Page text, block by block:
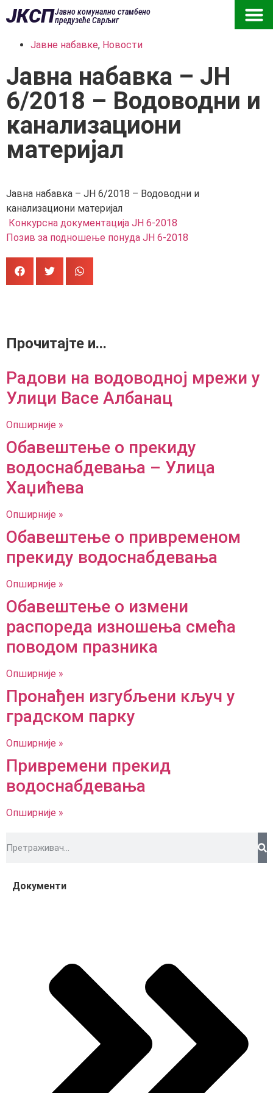
ЈКСПЈавно комунално стамбено
предузеће Сврљиг
Јавне набавке, Новости
Јавна набавка – ЈН
6/2018 – Водоводни и
канализациони
материјал
Јавна набавка – ЈН 6/2018 – Водоводни и
канализациони материјал
Конкурсна документација ЈН 6-2018
Позив за подношење понуда ЈН 6-2018
Прочитајте и...
Радови на водоводној мрежи у
Улици Васе Албанац
Опширније »
Обавештење о прекиду
водоснабдевања – Улица
Хаџићева
Опширније »
Обавештење о привременом
прекиду водоснабдевања
Опширније »
Обавештење о измени
распореда изношења смећа
поводом празника
Опширније »
Пронађен изгубљени кључ у
градском парку
Опширније »
Привремени прекид
водоснабдевања
Опширније »
Документи